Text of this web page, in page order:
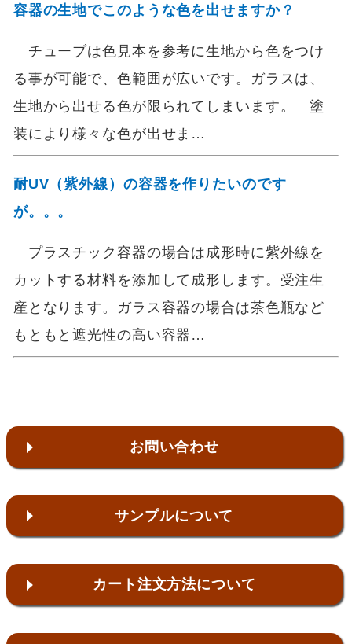
容器の生地でこのような色を出せますか？
チューブは色見本を参考に生地から色をつけ
る事が可能で、色範囲が広いです。ガラスは、
生地から出せる色が限られてしまいます。 塗
装により様々な色が出せま…
耐UV（紫外線）の容器を作りたいのです
が。。。
プラスチック容器の場合は成形時に紫外線を
カットする材料を添加して成形します。受注生
産となります。ガラス容器の場合は茶色瓶など
もともと遮光性の高い容器…
お問い合わせ
サンプルについて
カート注文方法について